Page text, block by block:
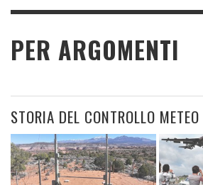
PER ARGOMENTI
STORIA DEL CONTROLLO